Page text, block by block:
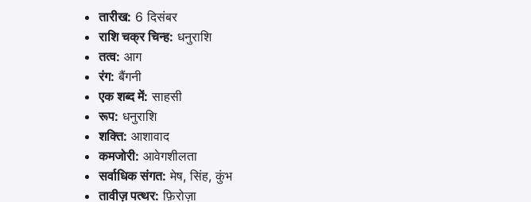
तारीख: 6 दिसंबर
राशि चक्र चिन्ह: धनुराशि
तत्व: आग
रंग: बैंगनी
एक शब्द में: साहसी
रूप: धनुराशि
शक्ति: आशावाद
कमजोरी: आवेगशीलता
सर्वाधिक संगत: मेष, सिंह, कुंभ
तावीज़ पत्थर: फ़िरोज़ा